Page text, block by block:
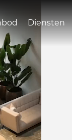
Diensten